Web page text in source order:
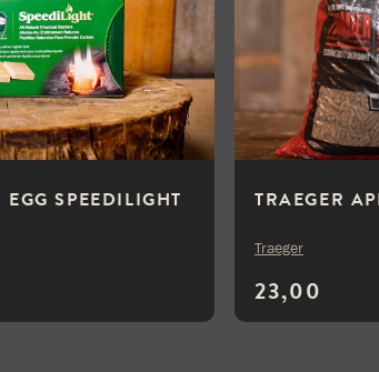
EGG SPEEDILIGHT
TRAEGER
23,00
Traeger